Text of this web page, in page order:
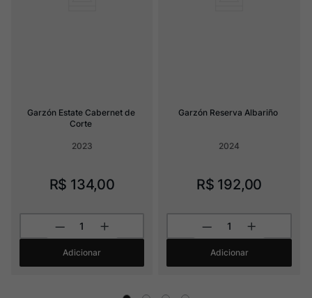
Garzón Estate Cabernet de
Corte
2023
R$ 134,00
Adicionar
Garzón Reserva Albariño
2024
R$ 192,00
Adicionar